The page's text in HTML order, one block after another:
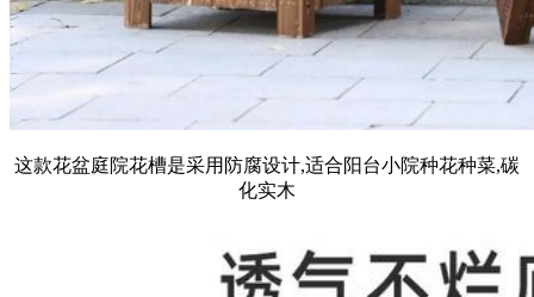
这款花盆庭院花槽是采用防腐设计,适合阳台小院种花种菜,碳
化实木